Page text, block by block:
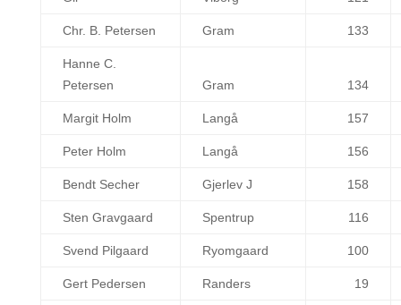
Chr. B. Petersen Gram 133
Hanne C.
Petersen
Gram 134
Margit Holm Langå 157
Peter Holm Langå 156
Bendt Secher Gjerlev J 158
Sten Gravgaard Spentrup 116
Svend Pilgaard Ryomgaard 100
Gert Pedersen Randers 19